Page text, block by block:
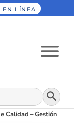
EN LÍNEA
Botón
Calidad – Gestión